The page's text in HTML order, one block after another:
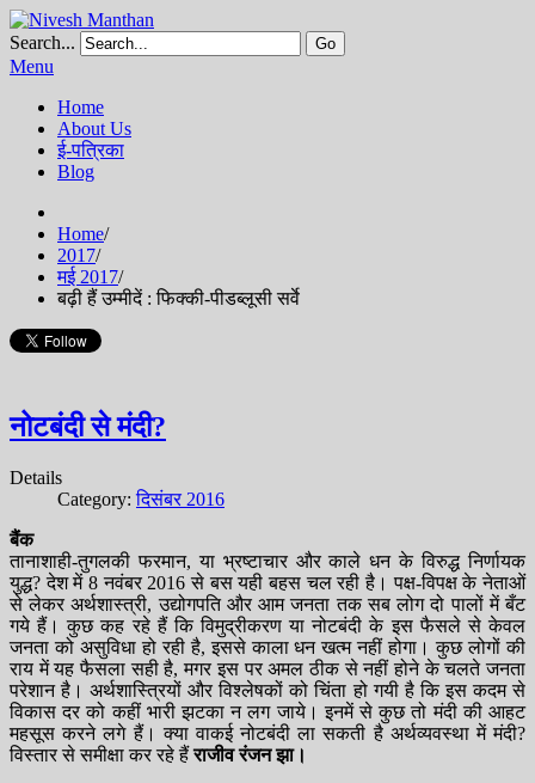
Search... Go
Menu
Home
About Us
ई-पत्रिका
Blog
Home/
2017/
मई 2017/
बढ़ी हैं उम्मीदें : फिक्की-पीडब्लूसी सर्वे
नोटबंदी से मंदी?
Details
Category:दिसंबर 2016
बैंक
तानाशाही-तुगलकी फरमान, या भ्रष्टाचार और काले धन के विरुद्ध निर्णायक
युद्ध? देश में 8 नवंबर 2016 से बस यही बहस चल रही है। पक्ष-विपक्ष के नेताओं
से लेकर अर्थशास्त्री, उद्योगपति और आम जनता तक सब लोग दो पालों में बँट
गये हैं। कुछ कह रहे हैं कि विमुद्रीकरण या नोटबंदी के इस फैसले से केवल
जनता को असुविधा हो रही है, इससे काला धन खत्म नहीं होगा। कुछ लोगों की
राय में यह फैसला सही है, मगर इस पर अमल ठीक से नहीं होने के चलते जनता
परेशान है। अर्थशास्त्रियों और विश्लेषकों को चिंता हो गयी है कि इस कदम से
विकास दर को कहीं भारी झटका न लग जाये। इनमें से कुछ तो मंदी की आहट
महसूस करने लगे हैं। क्या वाकई नोटबंदी ला सकती है अर्थव्यवस्था में मंदी?
विस्तार से समीक्षा कर रहे हैंराजीव रंजन झा।